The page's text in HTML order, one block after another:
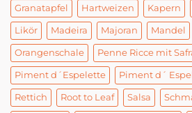
Granatapfel Hartweizen Kapern
Likör Madeira Majoran Mandel
Orangenschale Penne Ricce mit
Piment d´Espelette Piment d´
Rettich Root to Leaf Salsa